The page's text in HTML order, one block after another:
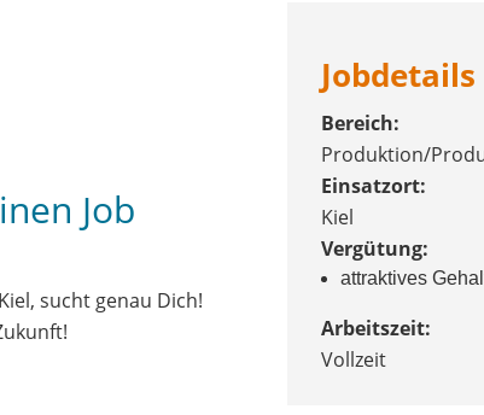
Job
sucht genau Dich!
Jobdetails
Bereich:
Produktion/
Einsatzort:
Kiel
Vergütung:
attraktives
Arbeitszeit:
Vollzeit